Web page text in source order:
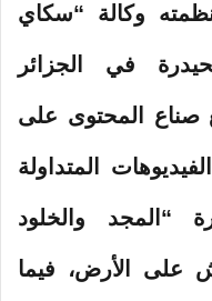
وكالة “سكاي
في الجزائر
صناع المحتوى على
المتداولة
“المجد والخلود
على الأرض، فيما